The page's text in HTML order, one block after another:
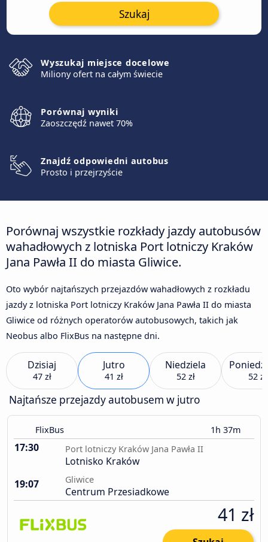
Szukaj
Wyszukaj miejsce docelowe
Miliony ofert na całym świecie
Porównaj wyniki
Zaoszczędź nawet 70%
Znajdź odpowiedni autobus
Prosto i przejrzyście
Porównaj wszystkie rozkłady jazdy autobusów
wahadłowych z lotniska Port lotniczy Kraków
Jana Pawła II do miasta Gliwice.
Oto wybór najtańszych przejazdów wahadłowych z rozkładu
jazdy z lotniska Port lotniczy Kraków Jana Pawła II do miasta
Gliwice od różnych operatorów autobusowych, takich jak
Neobus albo FlixBus na następne dni.
Dzisiaj
47 zł
Jutro
41 zł
Niedziela
52 zł 52 zł
Najtańsze przejazdy autobusem w jutro
FlixBus 1h 37m
17:30 Port lotniczy Kraków Jana Pawła II
Lotnisko Kraków
19:07
Gliwice
Centrum Przesiadkowe
41 zł